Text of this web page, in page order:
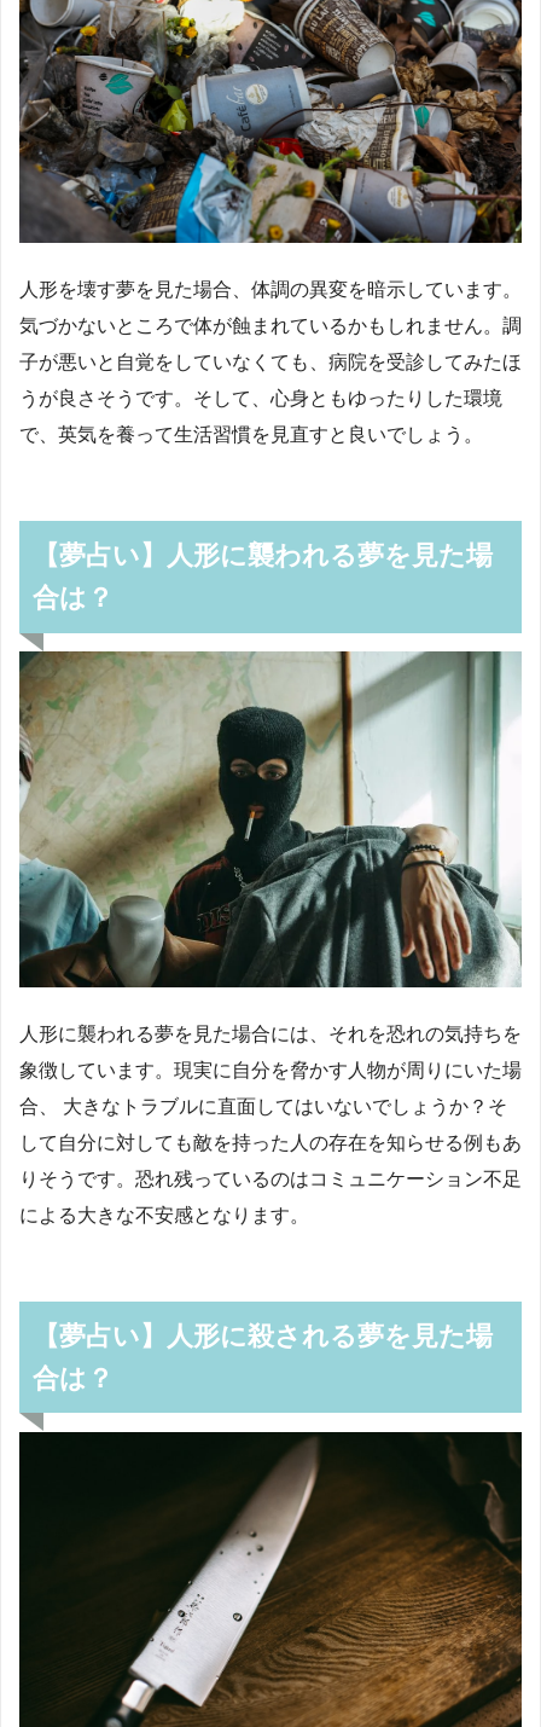
人形を壊す夢を見た場合、体調の異変を暗示しています。
気づかないところで体が蝕まれているかもしれません。調
子が悪いと自覚をしていなくても、病院を受診してみたほ
うが良さそうです。そして、心身ともゆったりした環境
で、英気を養って生活習慣を見直すと良いでしょう。
【夢占い】人形に襲われる夢を見た場
合は？
人形に襲われる夢を見た場合には、それを恐れの気持ちを
象徴しています。現実に自分を脅かす人物が周りにいた場
合、 大きなトラブルに直面してはいないでしょうか？そ
して自分に対しても敵を持った人の存在を知らせる例もあ
りそうです。恐れ残っているのはコミュニケーション不足
による大きな不安感となります。
【夢占い】人形に殺される夢を見た場
合は？